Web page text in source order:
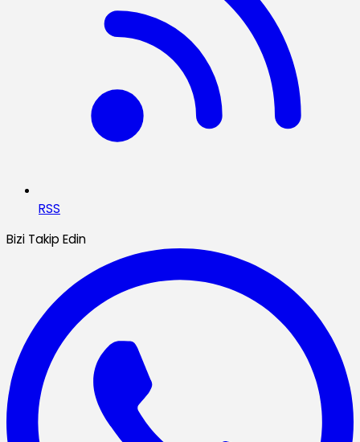
RSS
Bizi Takip Edin